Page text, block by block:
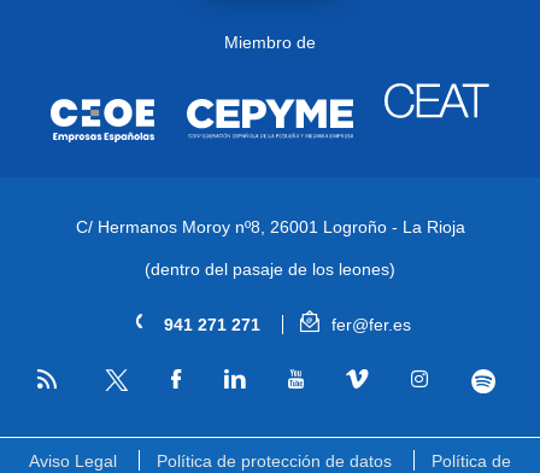
Miembro de
C/ Hermanos Moroy nº8, 26001 Logroño - La Rioja
(dentro del pasaje de los leones)
941 271 271 fer@fer.es
RSS
Aviso Legal Política de protección de datos
Política de